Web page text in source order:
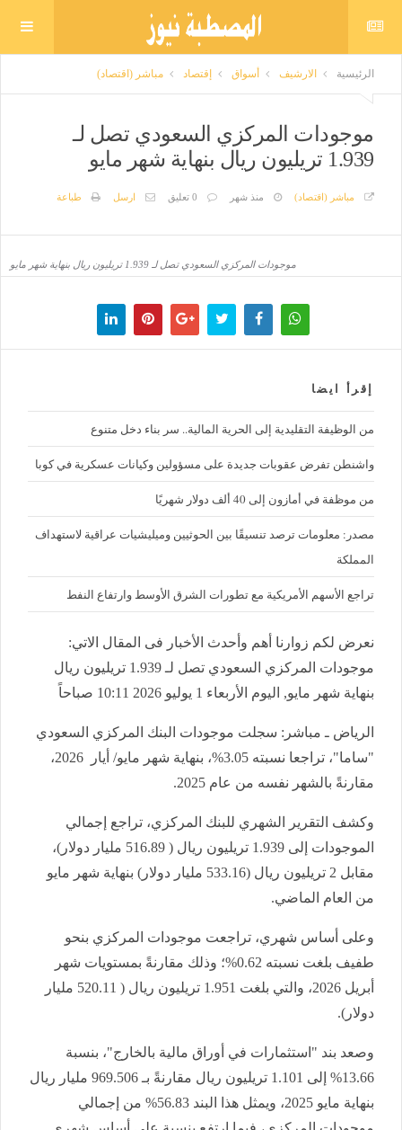
الرئيسية الارشيف أسواق إقتصاد مباشر (اقتصاد)
موجودات المركزي السعودي تصل لـ
1.939 تريليون ريال بنهاية شهر مايو
مباشر (اقتصاد) منذ شهر 0 تعليق ارسل طباعة
موجودات المركزي السعودي تصل لـ 1.939 تريليون ريال بنهاية شهر مايو
إقرأ ايضا
من الوظيفة التقليدية إلى الحرية المالية.. سر بناء دخل متنوع
واشنطن تفرض عقوبات جديدة على مسؤولين وكيانات عسكرية في كوبا
من موظفة في أمازون إلى 40 ألف دولار شهريًا
مصدر: معلومات ترصد تنسيقًا بين الحوثيين وميليشيات عراقية لاستهداف
المملكة
تراجع الأسهم الأمريكية مع تطورات الشرق الأوسط وارتفاع النفط
نعرض لكم زوارنا أهم وأحدث الأخبار فى المقال الاتي:
موجودات المركزي السعودي تصل لـ 1.939 تريليون ريال
بنهاية شهر مايو, اليوم الأربعاء 1 يوليو 2026 10:11 صباحاً
الرياض ـ مباشر: سجلت موجودات البنك المركزي السعودي
"ساما"، تراجعا نسبته 3.05%، بنهاية شهر مايو/ أيار 2026،
مقارنةً بالشهر نفسه من عام 2025.
وكشف التقرير الشهري للبنك المركزي، تراجع إجمالي
الموجودات إلى 1.939 تريليون ريال ( 516.89 مليار دولار)،
مقابل 2 تريليون ريال (533.16 مليار دولار) بنهاية شهر مايو
من العام الماضي.
وعلى أساس شهري، تراجعت موجودات المركزي بنحو
طفيف بلغت نسبته 0.62%؛ وذلك مقارنةً بمستويات شهر
أبريل 2026، والتي بلغت 1.951 تريليون ريال ( 520.11 مليار
دولار).
وصعد بند "استثمارات في أوراق مالية بالخارج"، بنسبة
13.66% إلى 1.101 تريليون ريال مقارنةً بـ 969.506 مليار ريال
بنهاية مايو 2025، ويمثل هذا البند 56.83% من إجمالي